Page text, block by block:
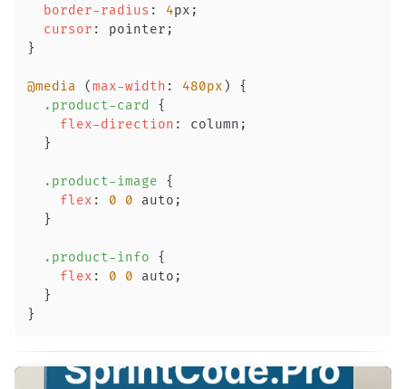
border-radius : 4px ;
cursor : pointer ;
}
@media (max-width : 480px )
{
.product-card
{
flex-direction : column ;
}
.product-image
{
flex : 0 0 auto ;
}
.product-info
{
flex : 0 0 auto ;
}
}